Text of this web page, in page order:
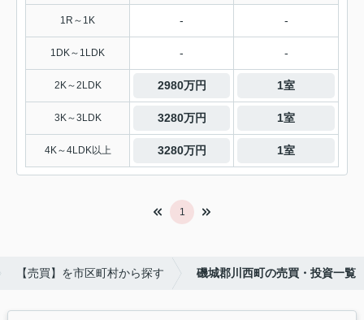
1R～1K - -
1DK～1LDK - -
2K～2LDK 2980万円 1室
3K～3LDK 3280万円 1室
4K～4LDK以上 3280万円 1室
1
【売買】を市区町村から探す 磯城郡川西町の売買・投資一覧